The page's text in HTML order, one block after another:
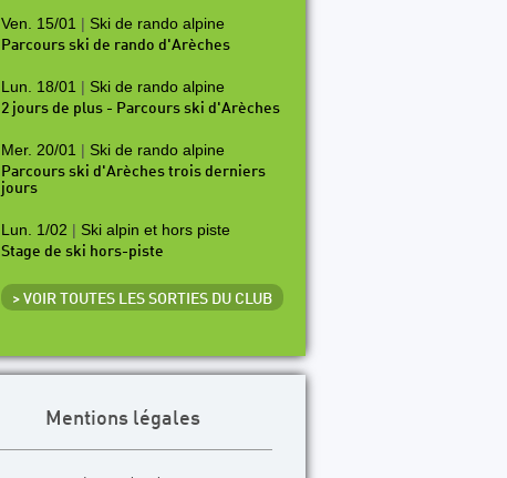
Ven. 15/01 | Ski de rando alpine
Parcours ski de rando d'Arèches
Lun. 18/01 | Ski de rando alpine
2 jours de plus - Parcours ski d'Arèches
Mer. 20/01 | Ski de rando alpine
Parcours ski d'Arèches trois derniers
jours
Lun. 1/02 | Ski alpin et hors piste
Stage de ski hors-piste
> VOIR TOUTES LES SORTIES DU CLUB
Mentions légales